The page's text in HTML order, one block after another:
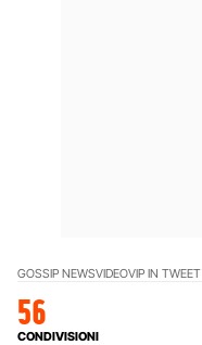
GOSSIP NEWSVIDEOVIP IN TWEET
56
CONDIVISIONI